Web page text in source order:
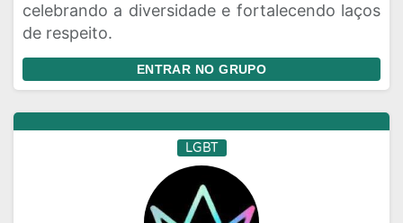
celebrando a diversidade e fortalecendo laços
de respeito.
ENTRAR NO GRUPO
LGBT